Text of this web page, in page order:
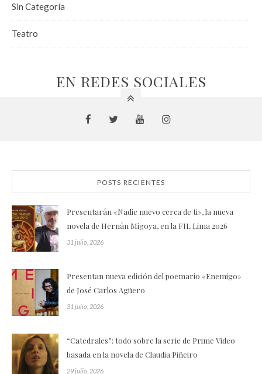
Sin Categoría
Teatro
EN REDES SOCIALES
POSTS RECIENTES
Presentarán «Nadie nuevo cerca de ti», la nueva
novela de Hernán Migoya, en la FIL Lima 2026
31 julio, 2026
Presentan nueva edición del poemario «Enemigo»
de José Carlos Agüero
31 julio, 2026
“Catedrales”: todo sobre la serie de Prime Video
basada en la novela de Claudia Piñeiro
29 julio, 2026